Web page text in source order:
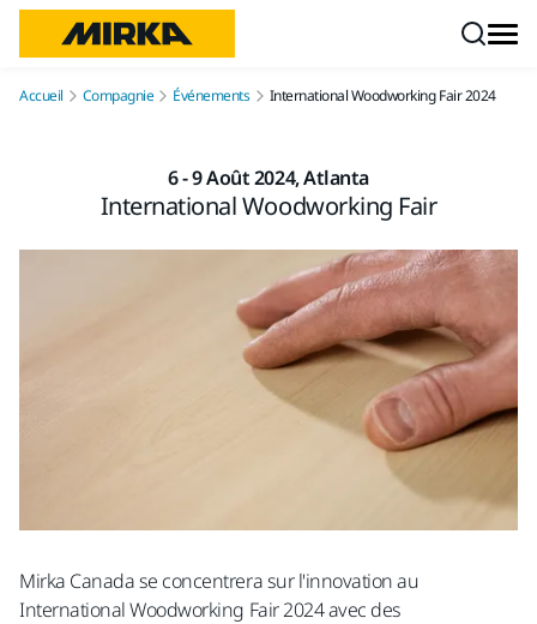
Accueil Compagnie Événements International Woodworking Fair 2024
6 - 9 Août 2024, Atlanta
International Woodworking Fair
Mirka Canada se concentrera sur l'innovation au
International Woodworking Fair 2024 avec des